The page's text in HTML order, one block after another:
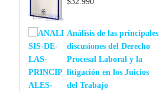
Análisis de las principales
discusiones del Derecho
Procesal Laboral y la
litigación en los Juicios
del Trabajo